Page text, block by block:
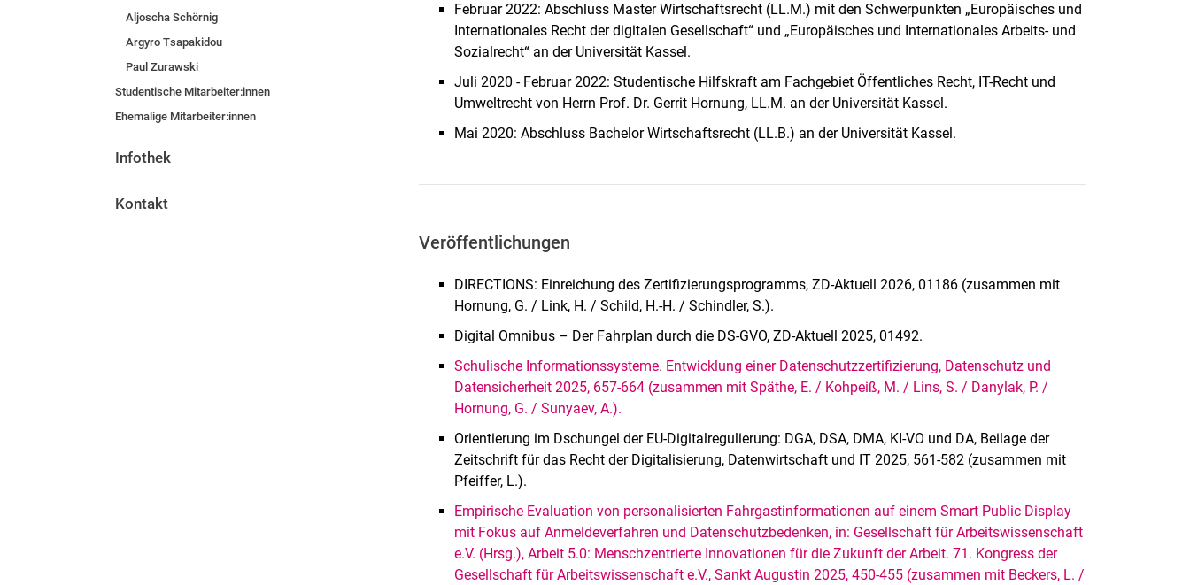
Aljoscha Schörnig
Argyro Tsapakidou
Paul Zurawski
Studentische Mit­ar­bei­ter:in­nen
Ehemalige Mit­ar­bei­ter:in­nen
Infothek
Kontakt
Februar 2022: Abschluss Master Wirtschaftsrecht (LL.M.) mit den Schwerpunkten „Europäisches und
Internationales Recht der digitalen Gesellschaft“ und „Europäisches und Internationales Arbeits- und
Sozialrecht“ an der Universität Kassel.
Juli 2020 - Februar 2022: Studentische Hilfskraft am Fachgebiet Öffentliches Recht, IT-Recht und
Umweltrecht von Herrn Prof. Dr. Gerrit Hornung, LL.M. an der Universität Kassel.
Mai 2020: Abschluss Bachelor Wirtschaftsrecht (LL.B.) an der Universität Kassel.
Veröffentlichungen
DIRECTIONS: Einreichung des Zertifizierungsprogramms, ZD-Aktuell 2026, 01186 (zusammen mit
Hornung, G. / Link, H. / Schild, H.-H. / Schindler, S.).
Digital Omnibus – Der Fahrplan durch die DS-GVO, ZD-Aktuell 2025, 01492.
Schulische Informationssysteme. Entwicklung einer Datenschutzzertifizierung, Datenschutz und
Datensicherheit 2025, 657-664 (zusammen mit Späthe, E. / Kohpeiß, M. / Lins, S. / Danylak, P. /
Hornung, G. / Sunyaev, A.).
Orientierung im Dschungel der EU-Digitalregulierung: DGA, DSA, DMA, KI-VO und DA, Beilage der
Zeitschrift für das Recht der Digitalisierung, Datenwirtschaft und IT 2025, 561-582 (zusammen mit
Pfeiffer, L.).
Empirische Evaluation von personalisierten Fahrgastinformationen auf einem Smart Public Display
mit Fokus auf Anmeldeverfahren und Datenschutzbedenken, in: Gesellschaft für Arbeitswissenschaft
e.V. (Hrsg.), Arbeit 5.0: Menschzentrierte Innovationen für die Zukunft der Arbeit. 71. Kongress der
Gesellschaft für Arbeitswissenschaft e.V., Sankt Augustin 2025, 450-455 (zusammen mit Beckers, L. /